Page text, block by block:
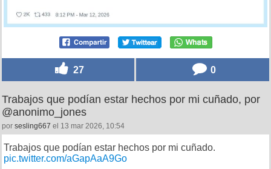
Trabajos que podían estar hechos por mi cuñado, por
@anonimo_jones
porsesling667el 13 mar 2026, 10:54
Trabajos que podían estar hechos por mi cuñado.
pic.twitter.com/aGapAaA9Go